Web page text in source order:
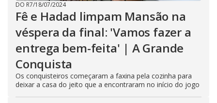
DO R7/18/07/2024
Fê e Hadad limpam Mansão na
véspera da final: 'Vamos fazer a
entrega bem-feita' | A Grande
Conquista
Os conquisteiros começaram a faxina pela cozinha para
deixar a casa do jeito que a encontraram no início do jogo